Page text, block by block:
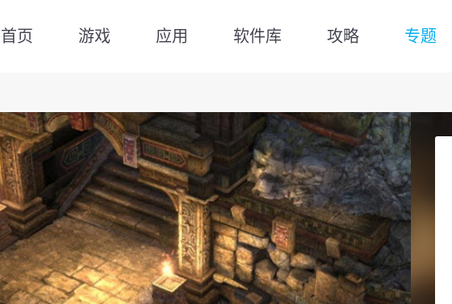
首页 游戏 应用 软件库 攻略 专题